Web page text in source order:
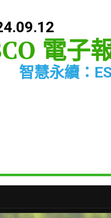
電子
智慧永續：